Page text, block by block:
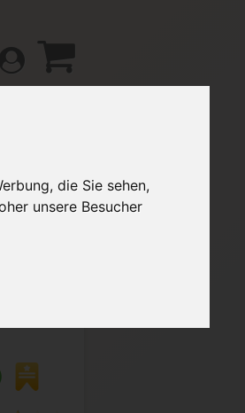
die Sie sehen,
unsere Besucher